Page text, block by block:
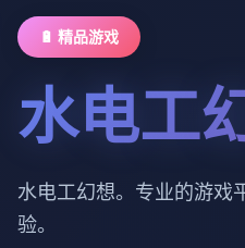
🔋 精品游戏
水电工
水电工幻想。专业的游戏
验。